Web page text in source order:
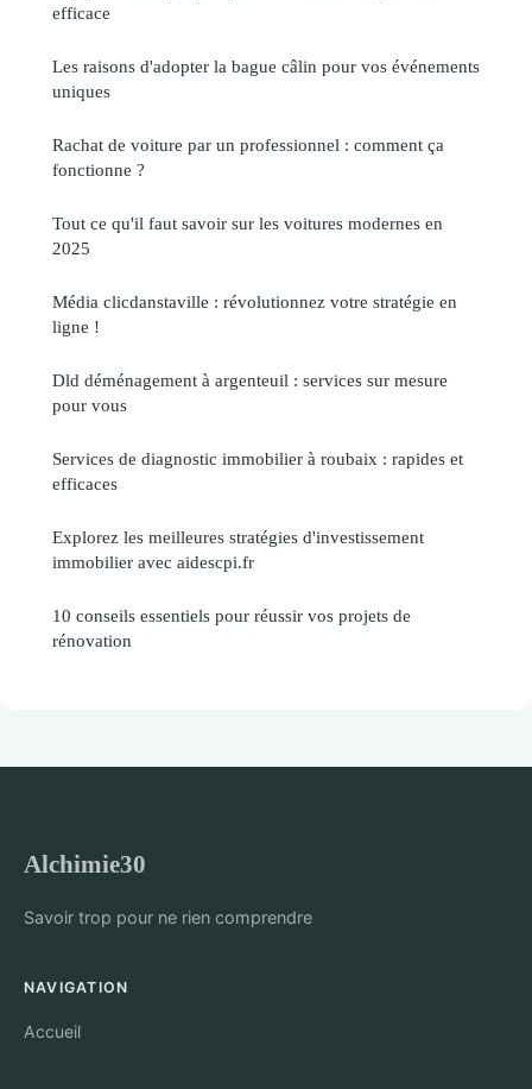
efficace
Les raisons d'adopter la bague câlin pour vos événements
uniques
Rachat de voiture par un professionnel : comment ça
fonctionne ?
Tout ce qu'il faut savoir sur les voitures modernes en
2025
Média clicdanstaville : révolutionnez votre stratégie en
ligne !
Dld déménagement à argenteuil : services sur mesure
pour vous
Services de diagnostic immobilier à roubaix : rapides et
efficaces
Explorez les meilleures stratégies d'investissement
immobilier avec aidescpi.fr
10 conseils essentiels pour réussir vos projets de
rénovation
Alchimie30
Savoir trop pour ne rien comprendre
NAVIGATION
Accueil